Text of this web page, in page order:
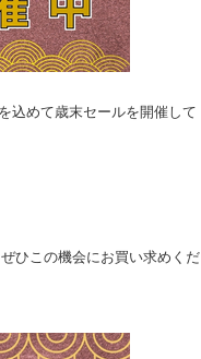
込めて歳末セールを開催して
ひこの機会にお買い求めくだ